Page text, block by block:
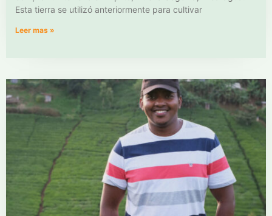
Esta tierra se utilizó anteriormente para cultivar
Leer mas »